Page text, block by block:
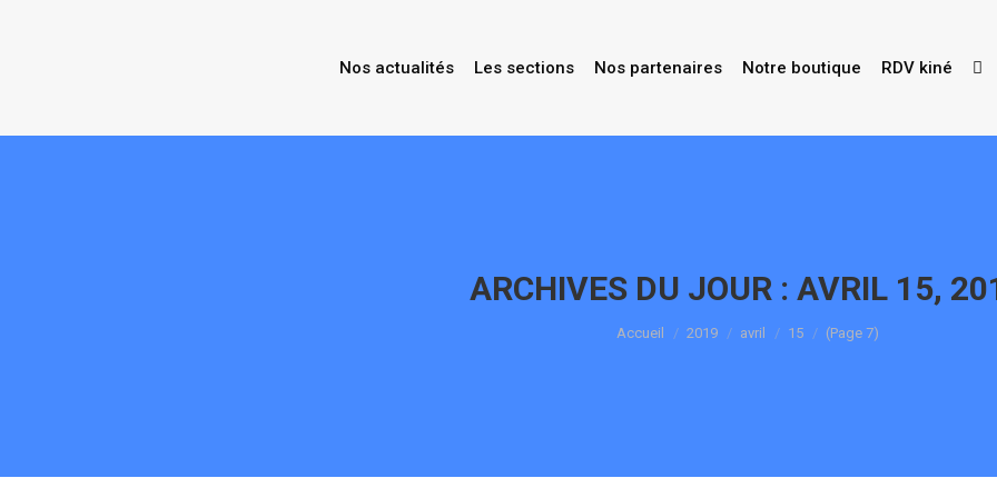
Nos actualités Les sections Nos partenaires Notre boutique RDV kiné
ARCHIVES DU JOUR : AVRIL 15,
Vous êtes ici :
Accueil 2019 avril 15 (Page 7)